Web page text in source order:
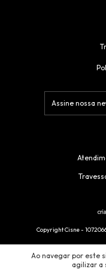
Ao navegar por este
agilizar a
Copyright Cisne -